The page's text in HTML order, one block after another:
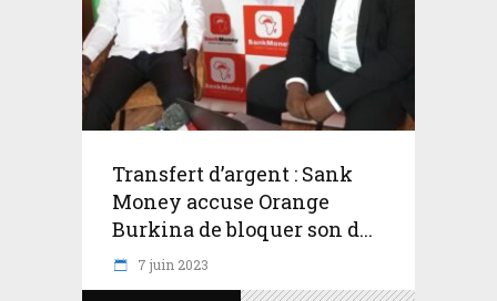
Transfert d’argent : Sank
Money accuse Orange
Burkina de bloquer son d...
7 juin 2023